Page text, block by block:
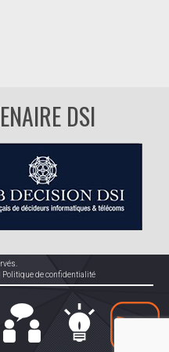
DSI
Politique de confidentialité